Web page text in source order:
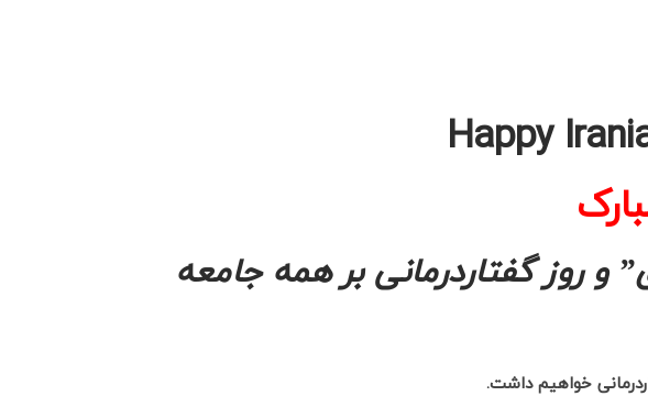
Happy
و روز گفتاردرمانیبر همه جامعه
خواهیم داشت.